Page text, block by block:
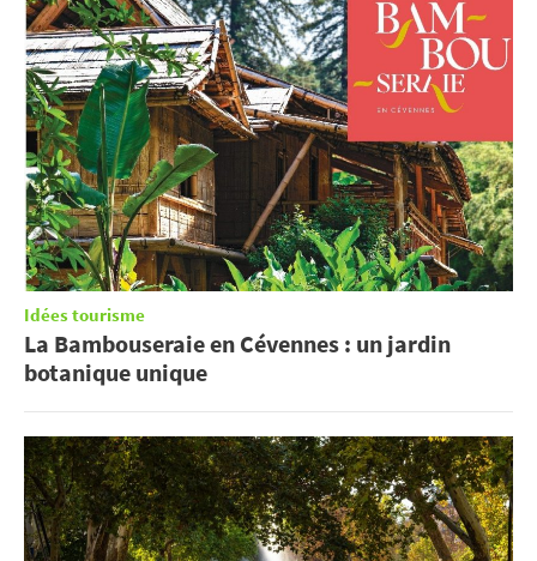
Idées tourisme
La Bambouseraie en Cévennes : un jardin
botanique unique